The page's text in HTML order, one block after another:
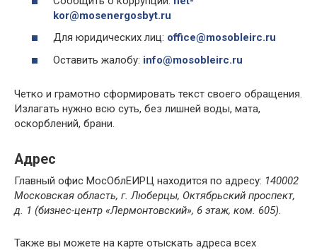
kor@mosenergosbyt.ru
Для юридических лиц: office@mosobleirc.ru
Оставить жалобу: info@mosobleirc.ru
Четко и грамотно сформировать текст своего обращения.
Излагать нужно всю суть, без лишней воды, мата,
оскорблений, брани.
Адрес
Главный офис МосОблЕИРЦ находится по адресу: 140002
Московская область, г. Люберцы, Октябрьский проспект,
д. 1 (бизнес-центр «Лермонтовский», 6 этаж, ком. 605).
Также вы можете на карте отыскать адреса всех